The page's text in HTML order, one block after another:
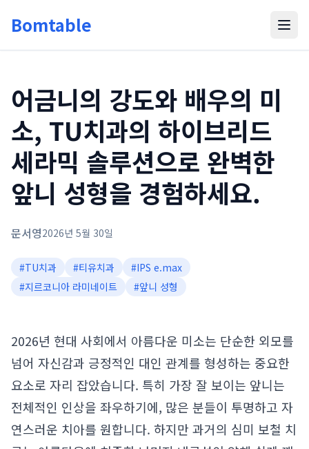
Bomtable
어금니의 강도와 배우의 미
소, TU치과의 하이브리드
세라믹 솔루션으로 완벽한
앞니 성형을 경험하세요.
문서영2026년 5월 30일
#TU치과 #티유치과 #IPS e.max
#지르코니아 라미네이트 #앞니 성형
2026년 현대 사회에서 아름다운 미소는 단순한 외모를
넘어 자신감과 긍정적인 대인 관계를 형성하는 중요한
요소로 자리 잡았습니다. 특히 가장 잘 보이는 앞니는
전체적인 인상을 좌우하기에, 많은 분들이 투명하고 자
연스러운 치아를 원합니다. 하지만 과거의 심미 보철 치